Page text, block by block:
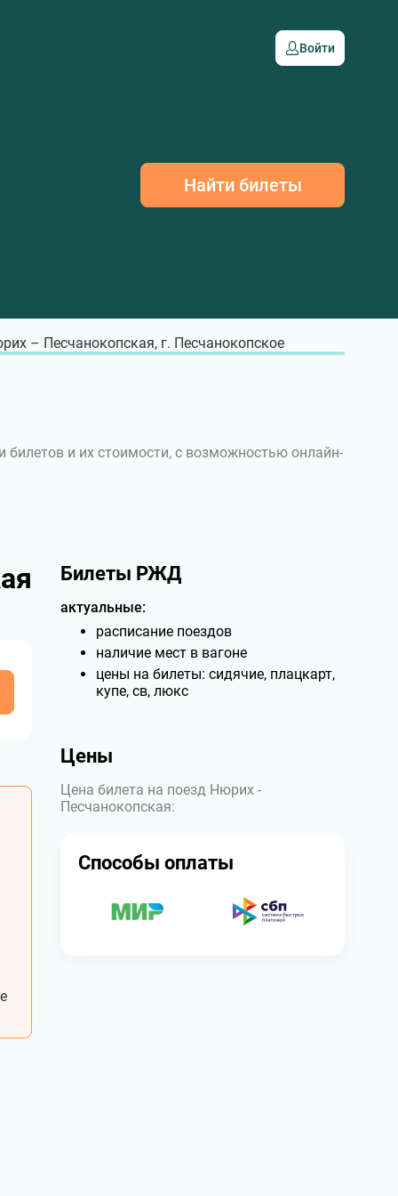
Войти
Найти билеты
– Песчанокопская, г. Песчанокопское
билетов и их стоимости, с возможностью онлайн-
Билеты РЖД
актуальные:
расписание поездов
наличие мест в вагоне
цены на билеты: сидячие, плацкарт,
купе, св, люкс
Цены
Цена билета на поезд Нюрих -
Песчанокопская:
Способы оплаты